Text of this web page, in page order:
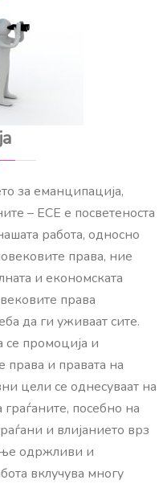
за еманципација,
– ЕСЕ е посветеноста
работа, односно
права, ние
и економската
права
да ги уживаат сите.
се промоција и
права и правата на
цели се однесуваат на
посебно на
и влијанието врз
одржливи и
вклучува многу